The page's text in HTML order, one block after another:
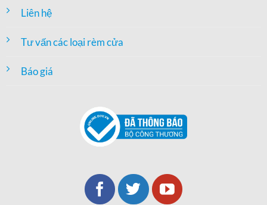
Liên hệ
Tư vấn các loại rèm cửa
Báo giá